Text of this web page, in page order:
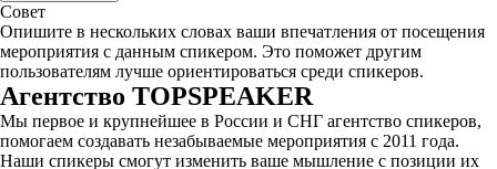
Совет
Опишите в нескольких словах ваши впечатления от посещения
мероприятия с данным спикером. Это поможет другим
пользователям лучше ориентироваться среди спикеров.
Агентство TOPSPEAKER
Мы первое и крупнейшее в России и СНГ агентство спикеров,
помогаем создавать незабываемые мероприятия с 2011 года.
Наши спикеры смогут изменить ваше мышление с позиции их